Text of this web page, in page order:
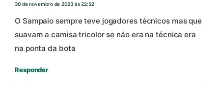
30 de novembro de 2023 às 22:52
O Sampaio sempre teve jogadores técnicos mas que
suavam a camisa tricolor se não era na técnica era
na ponta da bota
Responder